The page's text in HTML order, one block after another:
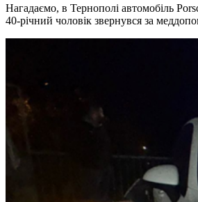
Нагадаємо, в Тернополі автомобіль
40-річний чоловік звернувся за